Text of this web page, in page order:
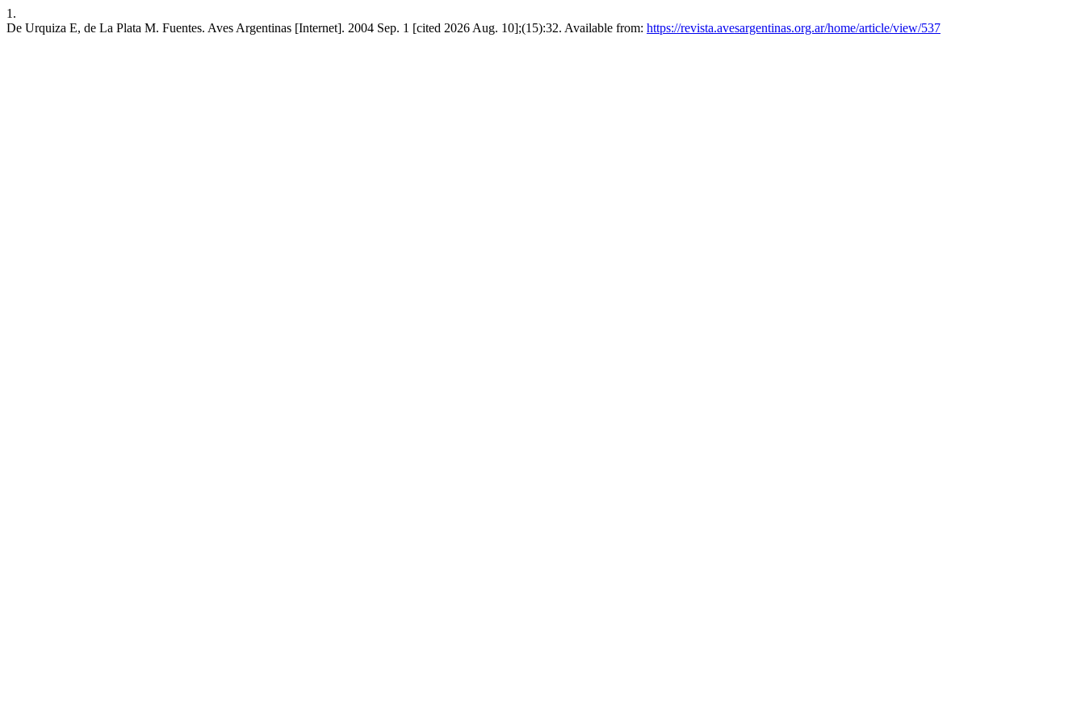
1.
De Urquiza E, de La Plata M. Fuentes. Aves Argentinas [Internet]. 2004 Sep. 1 [cited 2026 Aug. 10];(15):32. Available from: https://revista.avesargentinas.org.ar/home/article/view/537